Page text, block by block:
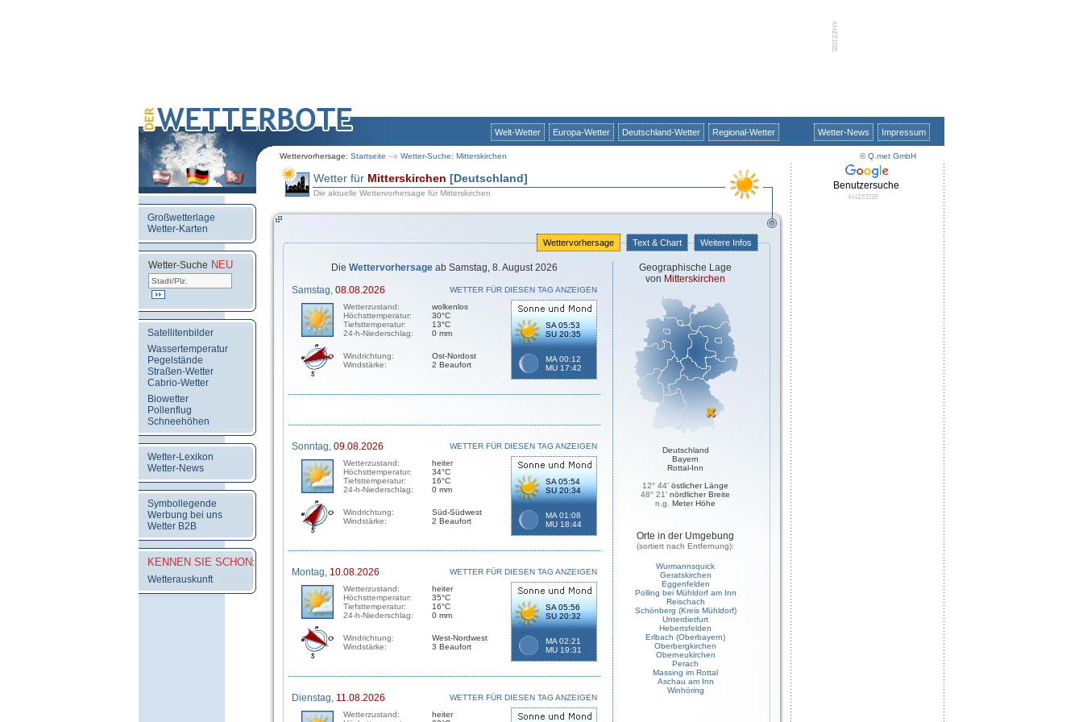
Welt-Wetter Europa-Wetter Deutschland-Wetter Regional-Wetter
Wettervorhersage: Startseite Wetter-Suche: Mitterskirchen
Wetter-News Impressum
©Q.met GmbH
Großwetterlage
Wetter-Karten
Wetter-Suche NEU
Satellitenbilder
Wassertemperatur
Pegelstände
Straßen-Wetter
Cabrio-Wetter
Biowetter
Pollenflug
Schneehöhen
Wetter-Lexikon
Wetter-News
Symbollegende
Werbung bei uns
Wetter B2B
KENNEN SIE SCHON:
Wetterauskunft
Wetter für Mitterskirchen [Deutschland]
Die aktuelle Wettervorhersage für Mitterskirchen
Wettervorhersage Text & Chart Weitere Infos
Die Wettervorhersage ab Samstag, 8. August 2026
Samstag, 08.08.2026
WETTER FÜR DIESEN TAG ANZEIGEN
Wetterzustand:
Höchsttemperatur:
Tiefsttemperatur:
24-h-Niederschlag:
wolkenlos
30°C
13°C
0 mm
SA 05:53
SU 20:35
MA 00:12
MU 17:42
Windrichtung:
Windstärke:
Ost-Nordost
2 Beaufort
Sonntag, 09.08.2026
WETTER FÜR DIESEN TAG ANZEIGEN
Wetterzustand:
Höchsttemperatur:
Tiefsttemperatur:
24-h-Niederschlag:
heiter
34°C
16°C
0 mm
SA 05:54
SU 20:34
MA 01:08
MU 18:44
Windrichtung:
Windstärke:
Süd-Südwest
2 Beaufort
Montag, 10.08.2026
WETTER FÜR DIESEN TAG ANZEIGEN
Wetterzustand:
Höchsttemperatur:
Tiefsttemperatur:
24-h-Niederschlag:
heiter
35°C
16°C
0 mm
SA 05:56
SU 20:32
MA 02:21
MU 19:31
Windrichtung:
Windstärke:
West-Nordwest
3 Beaufort
Dienstag, 11.08.2026
WETTER FÜR DIESEN TAG ANZEIGEN
Wetterzustand:
heiter
Geographische Lage
von Mitterskirchen
Deutschland
Bayern
Rottal-Inn
12° 44' östlicher Länge
48° 21' nördlicher Breite
n.g.
Meter Höhe
Orte in der Umgebung
(sortiert nach Entfernung):
Wurmannsquick
Geratskirchen
Eggenfelden
Polling bei Mühldorf am Inn
Reischach
Schönberg (Kreis Mühldorf)
Unterdietfurt
Hebertsfelden
Erlbach (Oberbayern)
Oberbergkirchen
Oberneukirchen
Perach
Massing im Rottal
Aschau am Inn
Winhöring
Benutzersuche